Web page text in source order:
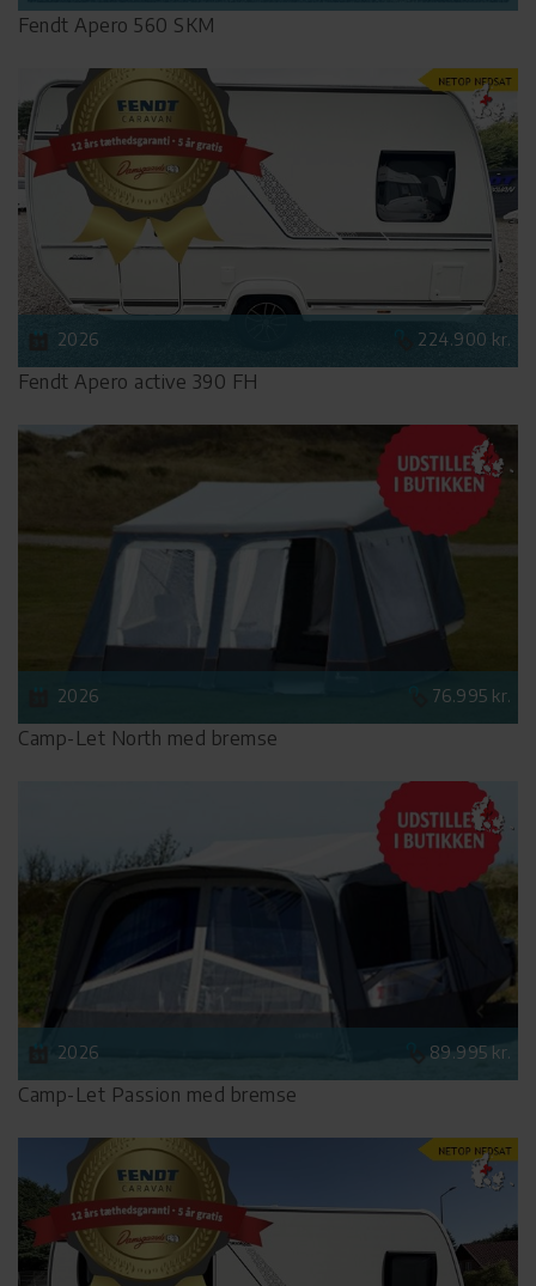
Fendt Apero 560 SKM
2026 224.900 kr.
Fendt Apero active 390 FH
2026 76.995 kr.
Camp-Let North med bremse
2026 89.995 kr.
Camp-Let Passion med bremse